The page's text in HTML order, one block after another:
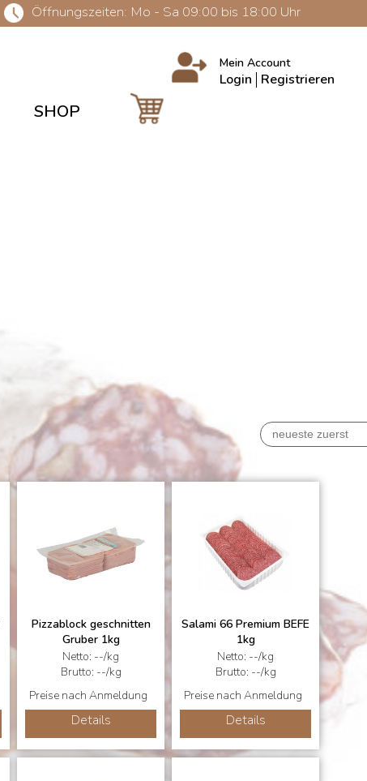
Öffnungszeiten: Mo - Sa 09:00 bis 18:00 Uhr
Mein Account
Login Registrieren
SHOP
Pizzablock geschnitten
Gruber 1kg
Netto: --/kg
Brutto: --/kg
Preise nach Anmeldung
Details
Salami 66 Premium BEFE
1kg
Netto: --/kg
Brutto: --/kg
Preise nach Anmeldung
Details